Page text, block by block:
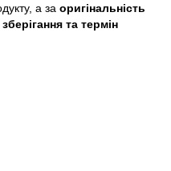
а за оригінальність
та термін